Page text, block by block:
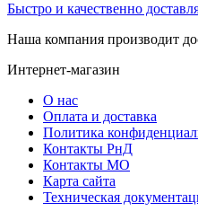
Быстро и качественно
Наша компания производит
Интернет-магазин
О нас
Оплата и доставка
Политика
Контакты РнД
Контакты МО
Карта сайта
Техническая